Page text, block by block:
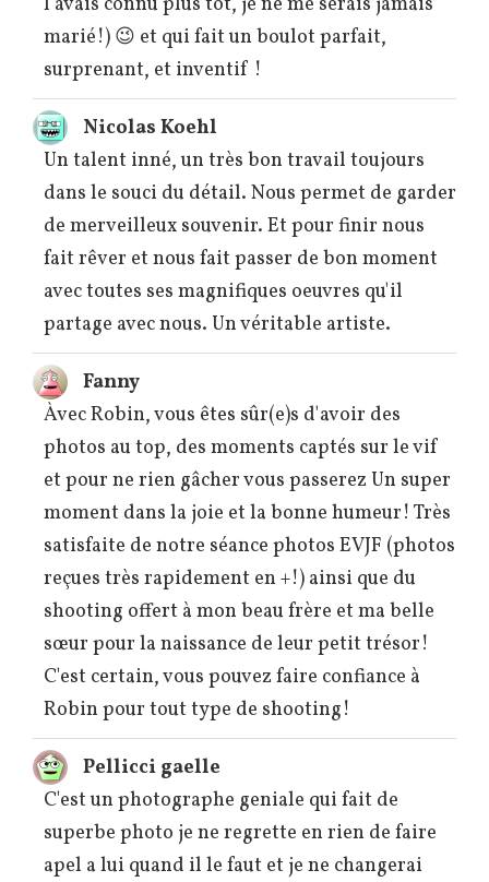
marié!) 😉 et qui fait un boulot parfait,
surprenant, et inventif !
Nicolas Koehl
Un talent inné, un très bon travail toujours
dans le souci du détail. Nous permet de garder
de merveilleux souvenir. Et pour finir nous
fait rêver et nous fait passer de bon moment
avec toutes ses magnifiques oeuvres qu'il
partage avec nous. Un véritable artiste.
Fanny
Àvec Robin, vous êtes sûr(e)s d'avoir des
photos au top, des moments captés sur le vif
et pour ne rien gâcher vous passerez Un super
moment dans la joie et la bonne humeur! Très
satisfaite de notre séance photos EVJF (photos
reçues très rapidement en +!) ainsi que du
shooting offert à mon beau frère et ma belle
sœur pour la naissance de leur petit trésor!
C'est certain, vous pouvez faire confiance à
Robin pour tout type de shooting!
Pellicci gaelle
C'est un photographe geniale qui fait de
superbe photo je ne regrette en rien de faire
apel a lui quand il le faut et je ne changerai